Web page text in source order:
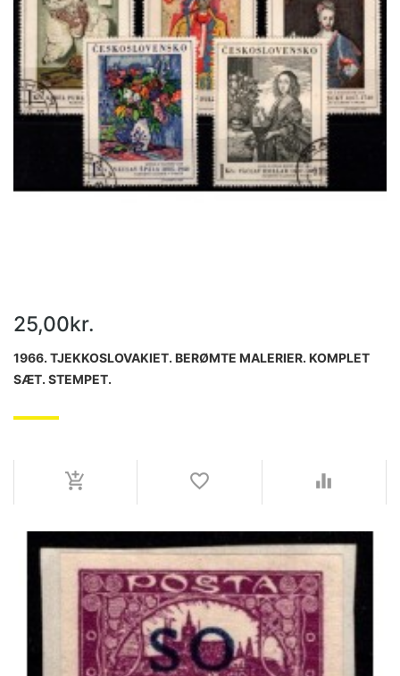
25,00kr.
1966. TJEKKOSLOVAKIET. BERØMTE MALERIER. KOMPLET
SÆT. STEMPET.